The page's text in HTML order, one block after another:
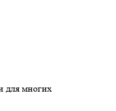
для многих